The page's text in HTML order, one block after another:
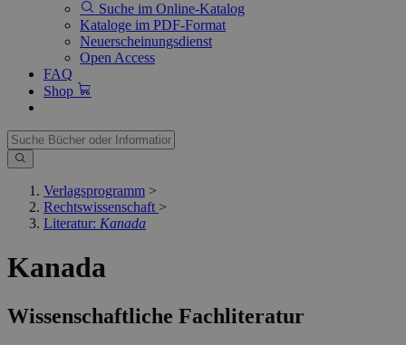
Suche im Online-Katalog
Kataloge im PDF-Format
Neuerscheinungsdienst
Open Access
FAQ
Shop
Verlagsprogramm >
Rechtswissenschaft >
Literatur: Kanada
Kanada
Wissenschaftliche Fachliteratur